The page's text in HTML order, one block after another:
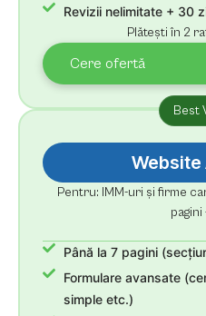
Revizii nelimitate + 30
Plătești în 2
Cere ofertă
Pentru: IMM-uri și firme
pagini
Până la 7 pagini
Formulare avansate
simple etc.)
Best